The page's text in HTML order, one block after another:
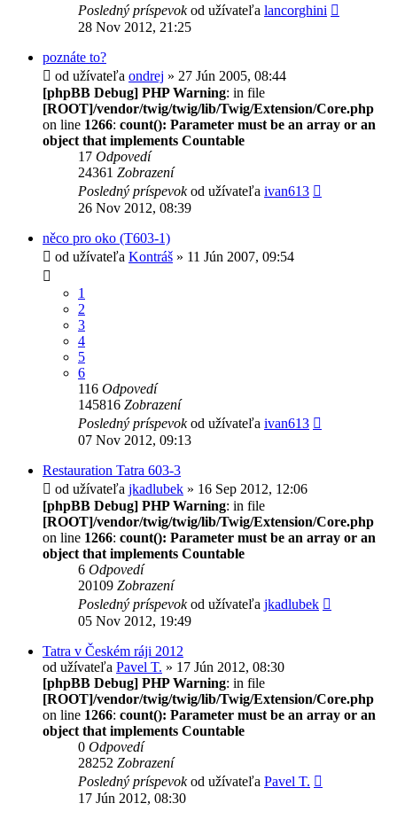
Posledný príspevokod užívateľa lancorghini
28 Nov 2012, 21:25
poznáte to?
od užívateľa ondrej » 27 Jún 2005, 08:44
[phpBB Debug] PHP Warning: in file
[ROOT]/vendor/twig/twig/lib/Twig/Extension/Core.php
on line 1266: count(): Parameter must be an array or an
object that implements Countable
17 Odpovedí
24361 Zobrazení
Posledný príspevokod užívateľa ivan613
26 Nov 2012, 08:39
něco pro oko (T603-1)
od užívateľa Kontráš » 11 Jún 2007, 09:54
1
2
3
4
5
6
116 Odpovedí
145816 Zobrazení
Posledný príspevokod užívateľa ivan613
07 Nov 2012, 09:13
Restauration Tatra 603-3
od užívateľa jkadlubek » 16 Sep 2012, 12:06
[phpBB Debug] PHP Warning: in file
[ROOT]/vendor/twig/twig/lib/Twig/Extension/Core.php
on line 1266: count(): Parameter must be an array or an
object that implements Countable
6 Odpovedí
20109 Zobrazení
Posledný príspevokod užívateľa jkadlubek
05 Nov 2012, 19:49
Tatra v Českém ráji 2012
od užívateľa Pavel T. » 17 Jún 2012, 08:30
[phpBB Debug] PHP Warning: in file
[ROOT]/vendor/twig/twig/lib/Twig/Extension/Core.php
on line 1266: count(): Parameter must be an array or an
object that implements Countable
0 Odpovedí
28252 Zobrazení
Posledný príspevokod užívateľa Pavel T.
17 Jún 2012, 08:30